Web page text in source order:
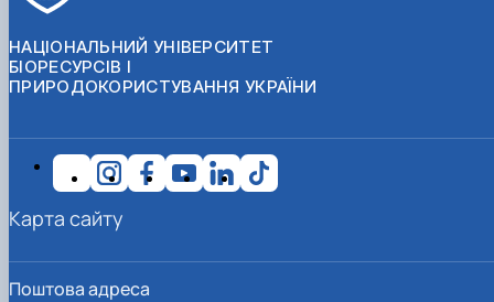
НАЦІОНАЛЬНИЙ УНІВЕРСИТЕТ
БІОРЕСУРСІВ І
ПРИРОДОКОРИСТУВАННЯ УКРАЇНИ
Поштова адреса
Карта сайту